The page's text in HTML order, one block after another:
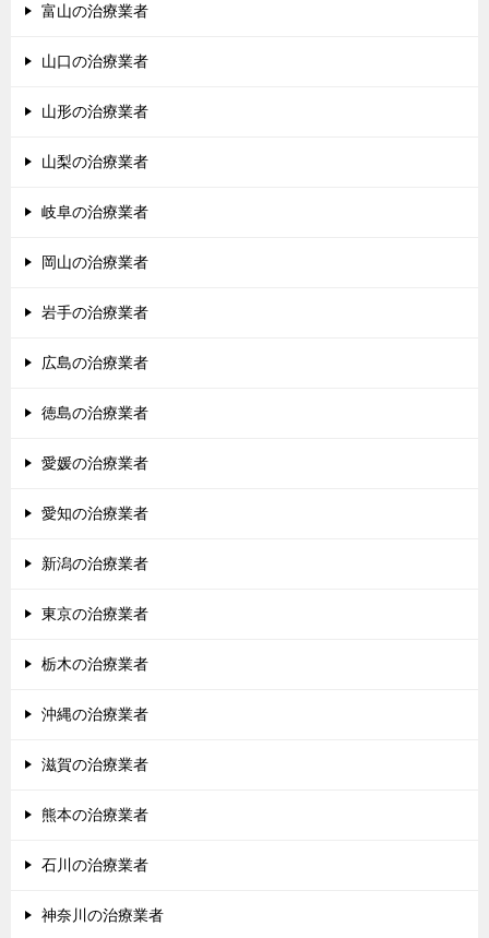
富山の治療業者
山口の治療業者
山形の治療業者
山梨の治療業者
岐阜の治療業者
岡山の治療業者
岩手の治療業者
広島の治療業者
徳島の治療業者
愛媛の治療業者
愛知の治療業者
新潟の治療業者
東京の治療業者
栃木の治療業者
沖縄の治療業者
滋賀の治療業者
熊本の治療業者
石川の治療業者
神奈川の治療業者